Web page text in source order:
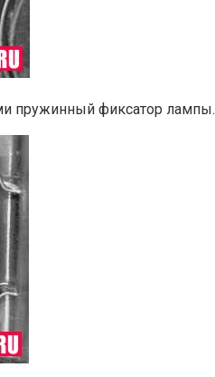
пружинный фиксатор лампы.